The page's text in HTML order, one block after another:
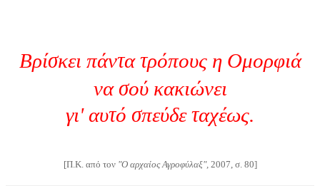
Βρίσκει πάντα τρόπους η Ομορφιά
να σού κακιώνει
γι' αυτό σπεύδε ταχέως.
[Π.Κ. από τον"Ο αρχαίος Αγροφύλαξ", 2007, σ. 80]